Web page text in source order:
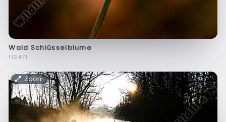
Wald Schlüsselblume
f12471
Zoom